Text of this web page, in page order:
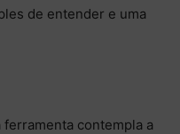
de entender e uma
contempla a